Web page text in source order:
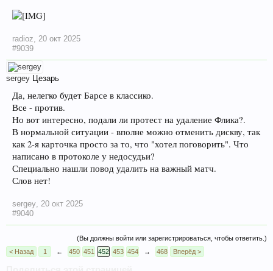
radioz, 20 окт 2025
#9039
sergey Цезарь
Да, нелегко будет Барсе в классико.
Все - против.
Но вот интересно, подали ли протест на удаление Флика?.
В нормальной ситуации - вполне можно отменить дискву, так
как 2-я карточка просто за то, что "хотел поговорить". Что
написано в протоколе у недосудьи?
Специально нашли повод удалить на важный матч.
Слов нет!
sergey, 20 окт 2025
#9040
(Вы должны войти или зарегистрироваться, чтобы ответить.)
< Назад
1 ← 450 451 452 453 454 → 468 Вперёд >